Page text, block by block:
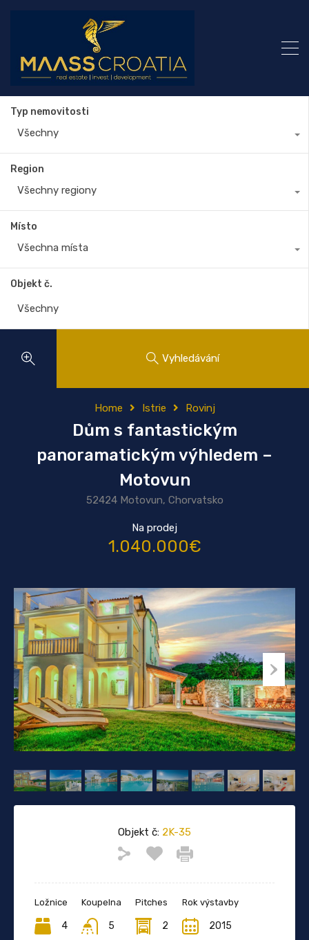
Typ nemovitosti
Všechny
Region
Všechny regiony
Místo
Všechna místa
Objekt č.
Vyhledávání
Home Istrie Rovinj
Dům s fantastickým
panoramatickým výhledem –
Motovun
52424 Motovun, Chorvatsko
Na prodej
1.040.000€
Objekt č: 2K-35
Ložnice
4
Koupelna
5
Pitches
2
Rok výstavby
2015